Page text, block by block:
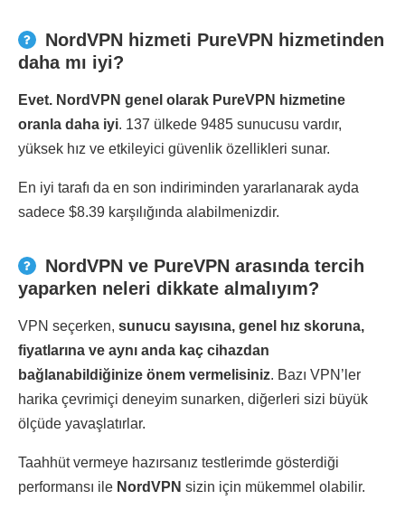
NordVPN hizmeti PureVPN hizmetinden
daha mı iyi?
Evet. NordVPN genel olarak PureVPN hizmetine
oranla daha iyi. 137 ülkede 9485 sunucusu vardır,
yüksek hız ve etkileyici güvenlik özellikleri sunar.
En iyi tarafı da en son indiriminden yararlanarak ayda
sadece $8.39 karşılığında alabilmenizdir.
NordVPN ve PureVPN arasında tercih
yaparken neleri dikkate almalıyım?
VPN seçerken, sunucu sayısına, genel hız skoruna,
fiyatlarına ve aynı anda kaç cihazdan
bağlanabildiğinize önem vermelisiniz. Bazı VPN’ler
harika çevrimiçi deneyim sunarken, diğerleri sizi büyük
ölçüde yavaşlatırlar.
Taahhüt vermeye hazırsanız testlerimde gösterdiği
performansı ile NordVPN sizin için mükemmel olabilir.